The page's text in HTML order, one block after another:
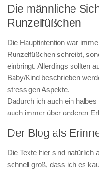
Die männliche
Runzelfüßchen
Die Hauptintention war
Runzelfüßchen schreibt,
einbringt. Allerdings sollten
Baby/Kind beschrieben
stressigen Aspekte.
Dadurch ich auch ein
auch immer über anderen
Der Blog als
Die Texte hier sind natürlich
schnell groß, dass ich es